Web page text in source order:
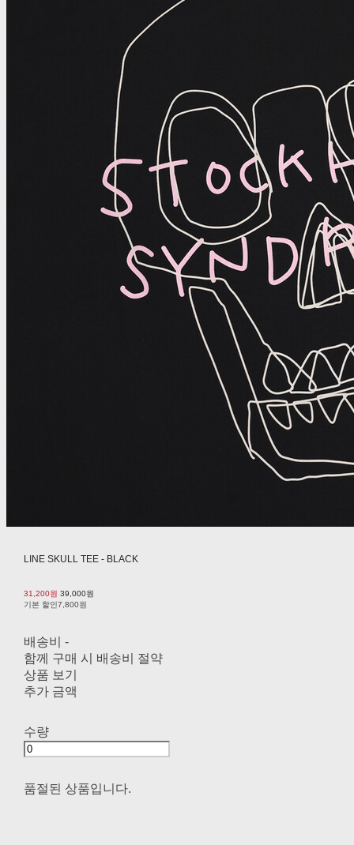
LINE SKULL TEE - BLACK
31,200원 39,000원
기본 할인7,800원
배송비 -
함께 구매 시 배송비 절약
상품 보기
추가 금액
수량
품절된 상품입니다.